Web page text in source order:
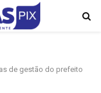
de gestão do prefeito